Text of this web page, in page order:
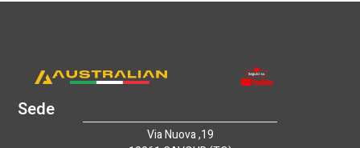
Sede
Via Nuova ,19